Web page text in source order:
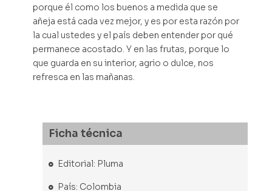
porque él como los buenos a medida que se
añeja está cada vez mejor, y es por esta razón por
la cual ustedes y el país deben entender por qué
permanece acostado. Y en las frutas, porque lo
que guarda en su interior, agrio o dulce, nos
refresca en las mañanas.
Ficha técnica
Editorial: Pluma
País: Colombia